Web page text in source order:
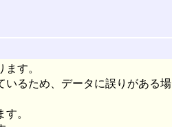
す。
いるため、データに誤りがある場
。